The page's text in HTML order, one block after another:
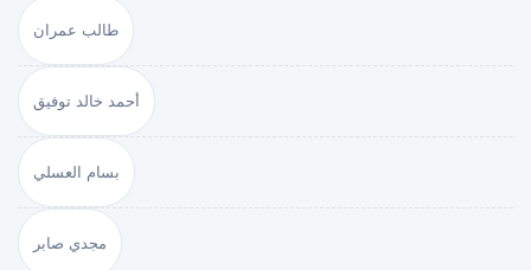
طالب عمران
أحمد خالد توفيق
بسام العسلي
مجدي صابر